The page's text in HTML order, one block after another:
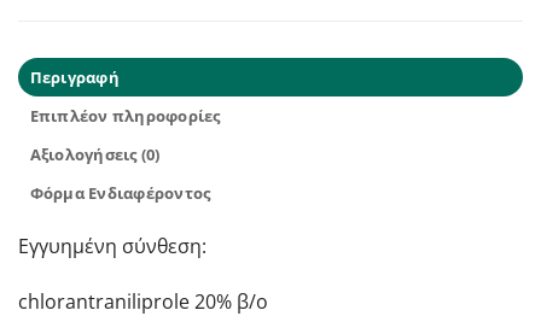
Περιγραφή
Επιπλέον πληροφορίες
Αξιολογήσεις (0)
Φόρμα Ενδιαφέροντος
Εγγυημένη σύνθεση:
chlorantraniliprole 20% β/ο